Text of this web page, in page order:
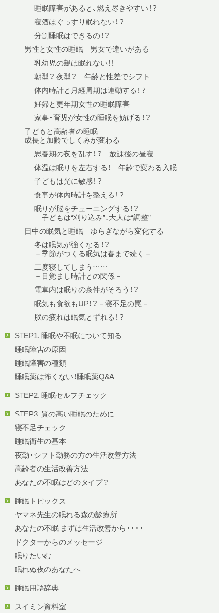
睡眠障害があると、燃え尽きやすい！？
寝酒はぐっすり眠れない！？
分割睡眠はできるの！？
男性と女性の睡眠 男女で違いがある
乳幼児の親は眠れない！！
朝型？ 夜型？—年齢と性差でシフト—
体内時計と月経周期は連動する！？
妊婦と更年期女性の睡眠障害
家事・育児が女性の睡眠を妨げる！？
子どもと高齢者の睡眠
成長と加齢でしくみが変わる
思春期の夜を乱す！？—放課後の昼寝—
体温は眠りを左右する！—年齢で変わる入眠—
子どもは光に敏感！？
食事が体内時計を整える！？
眠りが脳をチューニングする！？
—子どもは“刈り込み”、大人は“調整”—
日中の眠気と睡眠 ゆらぎながら変化する
冬は眠気が強くなる！？
－季節がつくる眠気は春まで続く－
二度寝してしまう……
－目覚まし時計との関係－
電車内は眠りの条件がそろう！？
眠気も食欲もUP！？－寝不足の罠－
脳の疲れは眠気とずれる！？
STEP1. 睡眠や不眠について知る
睡眠障害の原因
睡眠障害の種類
睡眠薬は怖くない！睡眠薬Q&A
STEP2. 睡眠セルフチェック
STEP3. 質の高い睡眠のために
寝不足チェック
睡眠衛生の基本
夜勤・シフト勤務の方の生活改善方法
高齢者の生活改善方法
あなたの不眠はどのタイプ？
睡眠トピックス
ヤマネ先生の眠れる森の診療所
あなたの不眠 まずは生活改善から・・・・
ドクターからのメッセージ
眠りたいむ
眠れぬ夜のあなたへ
睡眠用語辞典
スイミン資料室